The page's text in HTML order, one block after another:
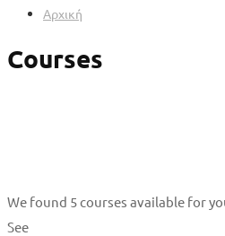
Αρχική
Courses
We found 5courses available for
See